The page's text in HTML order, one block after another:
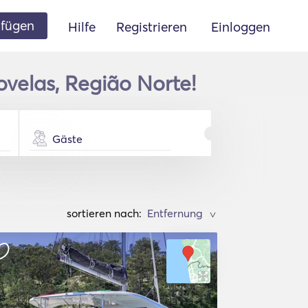
Hilfe Registrieren Einloggen
Região Norte!
Gäste
sortieren nach: >